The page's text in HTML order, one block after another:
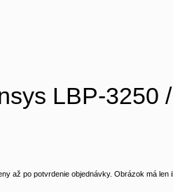
LBP-3250
až po potvrdenie objednávky. Obrázok má len